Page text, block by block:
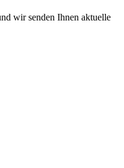
wir senden Ihnen aktuelle